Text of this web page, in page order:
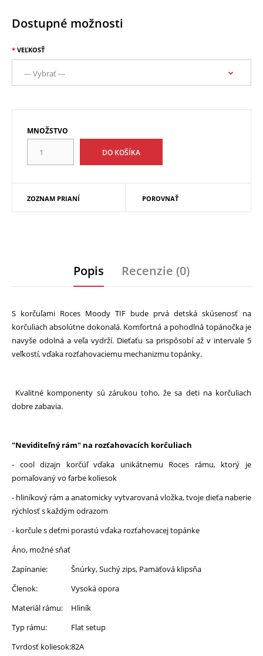
Dostupné možnosti
VEĽKOSŤ
MNOŽSTVO
ZOZNAM PRIANÍ POROVNAŤ
Popis Recenzie (0)
S korčuľami Roces Moody TIF bude prvá detská skúsenosť na
korčuliach absolútne dokonalá. Komfortná a pohodlná topánočka je
navyše odolná a veľa vydrží. Dieťaťu sa prispôsobí až v intervale 5
veľkostí, vďaka rozťahovaciemu mechanizmu topánky.
Kvalitné komponenty sú zárukou toho, že sa deti na korčuliach
dobre zabavia.
"Neviditeľný rám" na rozťahovacích korčuliach
- cool dizajn korčúľ vďaka unikátnemu Roces rámu, ktorý je
pomaľovaný vo farbe koliesok
- hliníkový rám a anatomicky vytvarovaná vložka, tvoje dieťa naberie
rýchlosť s každým odrazom
- korčule s deťmi porastú vďaka rozťahovacej topánke
Áno, možné sňať
Zapínanie:
Šnúrky, Suchý zips, Pamäťová klipsňa
Členok:
Vysoká opora
Materiál rámu:
Hliník
Typ rámu:
Flat setup
Tvrdosť koliesok:82A